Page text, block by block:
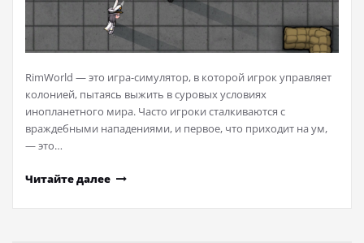
RimWorld — это игра-симулятор, в которой игрок управляет
колонией, пытаясь выжить в суровых условиях
инопланетного мира. Часто игроки сталкиваются с
враждебными нападениями, и первое, что приходит на ум,
— это…
Читайте далее